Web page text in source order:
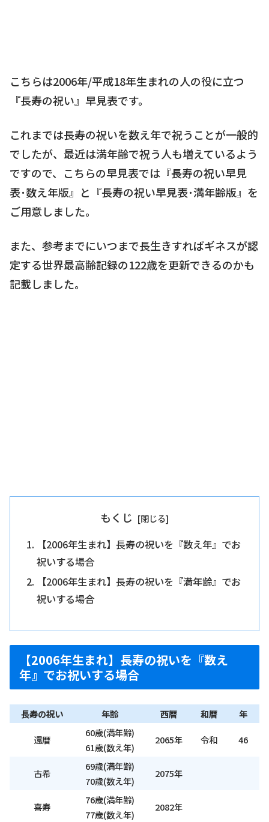
こちらは2006年/平成18年生まれの人の役に立つ
『長寿の祝い』早見表です。
これまでは長寿の祝いを数え年で祝うことが一般的
でしたが、最近は満年齢で祝う人も増えているよう
ですので、こちらの早見表では『長寿の祝い早見
表･数え年版』と『長寿の祝い早見表･満年齢版』を
ご用意しました。
また、参考までにいつまで長生きすればギネスが認
定する世界最高齢記録の122歳を更新できるのかも
記載しました。
もくじ
【2006年生まれ】長寿の祝いを『数え年』でお
祝いする場合
【2006年生まれ】長寿の祝いを『満年齢』でお
祝いする場合
【2006年生まれ】長寿の祝いを『数え
年』でお祝いする場合
長寿の祝い 年齢 西暦 和暦 年
還暦
60歳(満年齢)
61歳(数え年)
2065年 令和 46
古希
69歳(満年齢)
70歳(数え年)
2075年
喜寿
76歳(満年齢)
77歳(数え年)
2082年